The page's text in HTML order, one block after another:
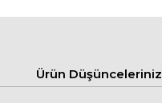
Ürün Düşünceleriniz